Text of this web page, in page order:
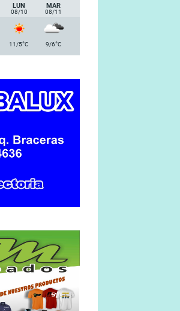
LUN
08/10
MAR
08/11
11/5°C 9/6°C